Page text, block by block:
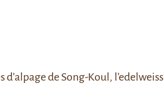
de Song-Koul, l’edelweiss